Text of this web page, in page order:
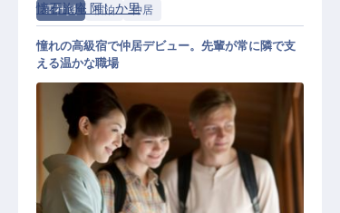
正社員 宿泊 仲居
仲居│未経験歓迎／マニュアル有／
懐石旅庵 阿しか里
憧れの高級宿で仲居デビュー。先輩が常に隣で支
える温かな職場